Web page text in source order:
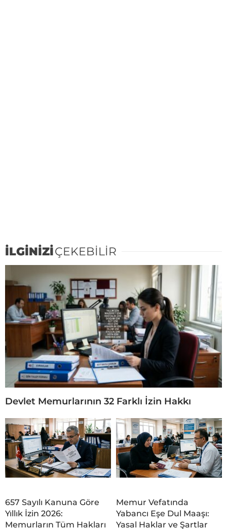
İLGİNİZİÇEKEBİLİR
Devlet Memurlarının 32 Farklı İzin Hakkı
657 Sayılı Kanuna Göre
Yıllık İzin 2026:
Memurların Tüm Hakları
Memur Vefatında
Yabancı Eşe Dul Maaşı:
Yasal Haklar ve Şartlar